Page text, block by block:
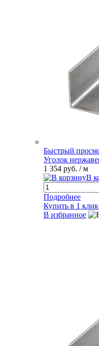
Быстрый
Уголок
1 354 руб. / м
В
Подробнее
Купить в 1 клик
В избранное